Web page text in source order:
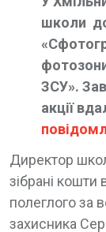
школи
ЗСУ».
акції
Директор
зібрані кошти
полеглого за
захисника